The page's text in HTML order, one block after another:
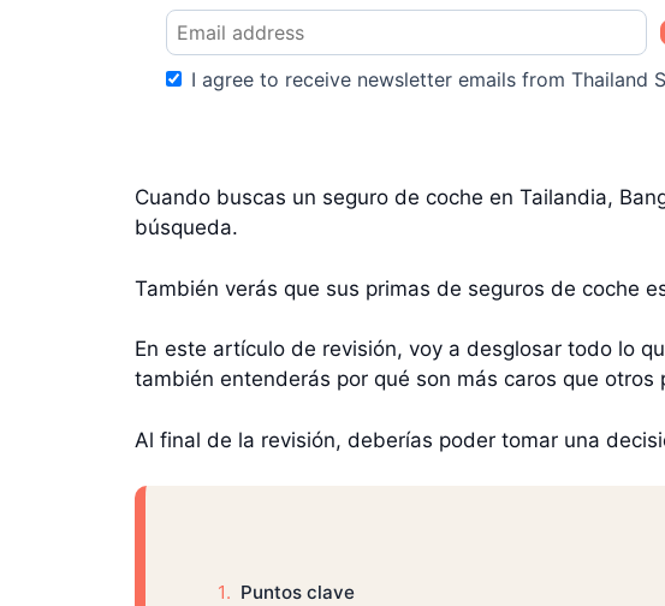
I agree to receive newsletter emails from Thailand
Cuando buscas un seguro de coche en Tailandia,
búsqueda.
También verás que sus primas de seguros de coche
En este artículo de revisión, voy a desglosar todo lo
también entenderás por qué son más caros que otros
Al final de la revisión, deberías poder tomar una
Puntos clave